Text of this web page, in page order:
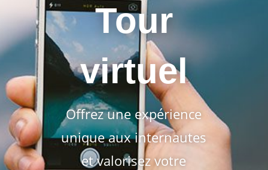
Tour
virtuel
Offrez une expérience
unique aux internautes
et valorisez votre